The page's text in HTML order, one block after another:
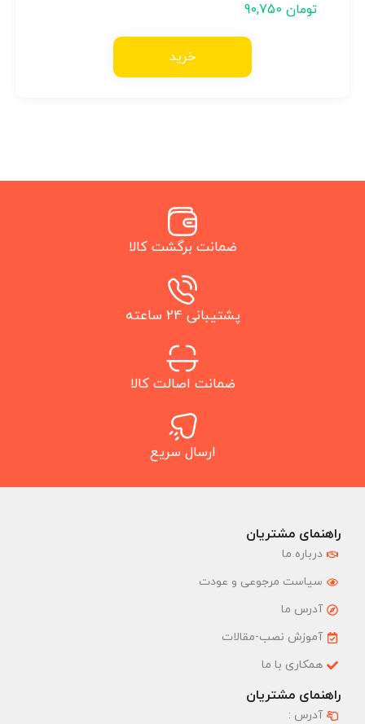
تومان90,750
خرید
ضمانت برگشت کالا
پشتیبانی 24 ساعته
ضمانت اصالت کالا
ارسال سریع
راهنمای مشتریان
درباره ما
سیاست مرجوعی و عودت
آدرس ما
آموزش نصب-مقالات
همکاری با ما
راهنمای مشتریان
آدرس :